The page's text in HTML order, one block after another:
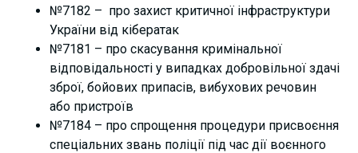
№7182 – про захист критичної інфраструктури
України від кібератак
№7181 – про скасування кримінальної
відповідальності у випадках добровільної здачі
зброї, бойових припасів, вибухових речовин
або пристроїв
№7184 – про спрощення процедури присвоєння
спеціальних звань поліції під час дії воєнного